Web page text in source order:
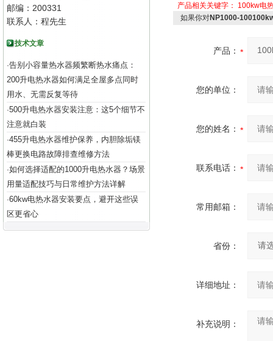
邮编：200331
联系人：程先生
技术文章
·告别小容量热水器频繁断热水痛点：
200升电热水器如何满足全屋多点同时
用水、无需反复等待
·500升电热水器安装注意：这5个细节不
注意就白装
·455升电热水器维护保养，内胆除垢镁
棒更换电路故障排查维修方法
·如何选择适配的1000升电热水器？场景
用量适配技巧与日常维护方法详解
·60kw电热水器安装要点，避开这些误
区更省心
产品相关关键字： 100kw电
如果你对NP1000-
产品：
您的单位：
您的姓名：
联系电话：
常用邮箱：
省份：
详细地址：
补充说明：